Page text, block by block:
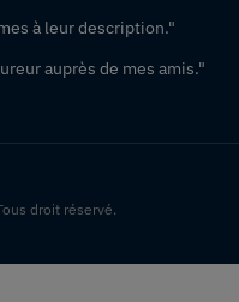
à leur description."
auprès de mes amis."
droit réservé.